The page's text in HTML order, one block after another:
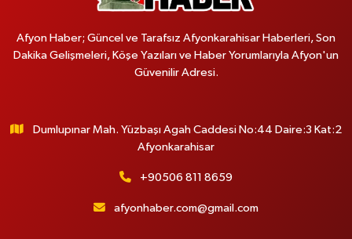
Afyon Haber; Güncel ve Tarafsız Afyonkarahisar Haberleri, Son
Dakika Gelişmeleri, Köşe Yazıları ve Haber Yorumlarıyla Afyon'un
Güvenilir Adresi.
Dumlupınar Mah. Yüzbaşı Agah Caddesi No:44 Daire:3 Kat:2
Afyonkarahisar
+90506 811 8659
afyonhaber.com@gmail.com